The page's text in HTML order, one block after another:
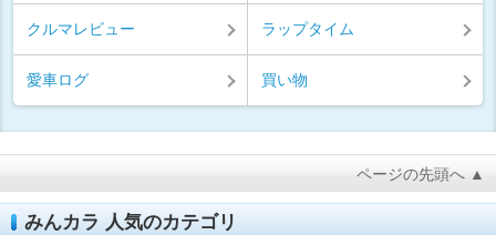
クルマレビュー ラップタイム
愛車ログ 買い物
ページの先頭へ ▲
みんカラ 人気のカテゴリ